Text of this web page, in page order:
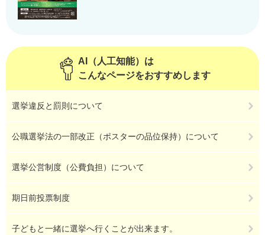
AI（人工知能）は
こんなページをおすすめします
選挙違反と罰則について
公職選挙法の一部改正（ポスターの品位保持）について
選挙公営制度（公費負担）について
期日前投票制度
子どもと一緒に選挙へ行くことが出来ます。